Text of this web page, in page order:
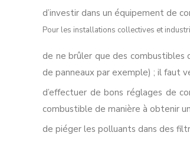
d’investir dans un équipement de
Pour les installations collectives et
de ne brûler que des combustibles
de panneaux par exemple) ; il faut
d’effectuer de bons réglages de
combustible de manière à obtenir
de piéger les polluants dans des